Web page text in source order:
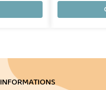
INFORMATIONS